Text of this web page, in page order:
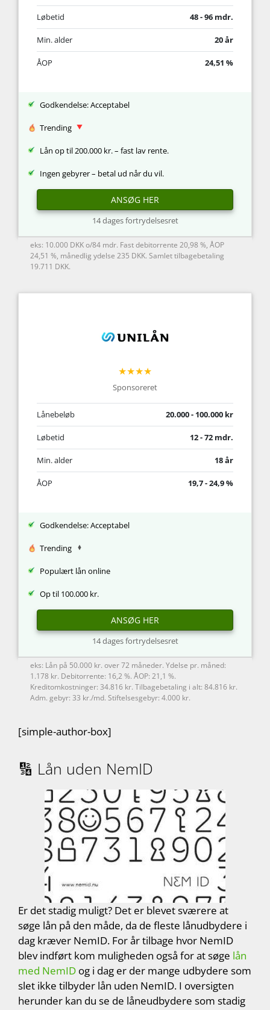
Løbetid 48 - 96 mdr.
Min. alder 20 år
ÅOP 24,51 %
Godkendelse: Acceptabel
Trending
Lån op til 200.000 kr. – fast lav rente.
Ingen gebyrer – betal ud når du vil.
ANSØG HER
14 dages fortrydelsesret
eks: 10.000 DKK o/84 mdr. Fast debitorrente 20,98 %, ÅOP
24,51 %, månedlig ydelse 235 DKK. Samlet tilbagebetaling
19.711 DKK.
★★★★
Sponsoreret
Lånebeløb 20.000 - 100.000 kr
Løbetid 12 - 72 mdr.
Min. alder 18 år
ÅOP 19,7 - 24,9 %
Godkendelse: Acceptabel
Trending
Populært lån online
Op til 100.000 kr.
ANSØG HER
14 dages fortrydelsesret
eks: Lån på 50.000 kr. over 72 måneder. Ydelse pr. måned:
1.178 kr. Debitorrente: 16,2 %. ÅOP: 21,1 %.
Kreditomkostninger: 34.816 kr. Tilbagebetaling i alt: 84.816 kr.
Adm. gebyr: 33 kr./md. Stiftelsesgebyr: 4.000 kr.
[simple-author-box]
🔢 Lån uden NemID
Er det stadig muligt? Det er blevet sværere at
søge lån på den måde, da de fleste lånudbydere i
dag kræver NemID. For år tilbage hvor NemID
blev indført kom muligheden også for at søge lån
med NemID og i dag er der mange udbydere som
slet ikke tilbyder lån uden NemID. I oversigten
herunder kan du se de låneudbydere som stadig